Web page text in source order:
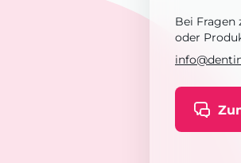
Bei Fragen
oder